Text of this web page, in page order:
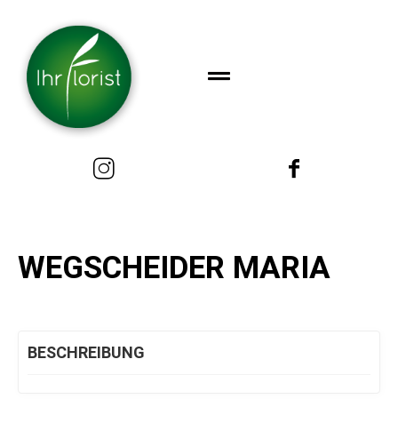
WEGSCHEIDER MARIA
BESCHREIBUNG